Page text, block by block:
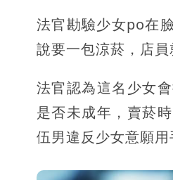
法官勘驗少女po在
說要一包涼菸，店
法官認為這名少女
是否未成年，賣菸
伍男違反少女意願用